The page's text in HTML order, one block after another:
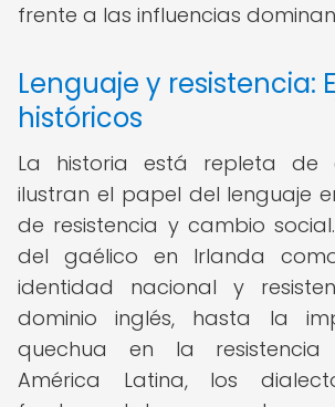
frente a las influencias
Lenguaje y resistencia:
históricos
La historia está repleta de
ilustran el papel del lenguaje
de resistencia y cambio
del gaélico en Irlanda
identidad nacional y
dominio inglés, hasta la
quechua en la
América Latina, los